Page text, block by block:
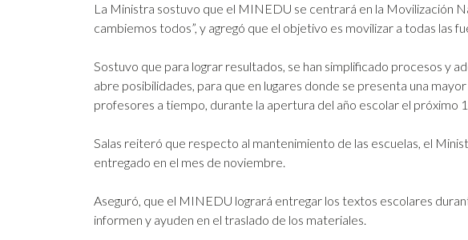
La Ministra sostuvo que el MINEDU se centrará en la Movilización
cambiemos todos”, y agregó que el objetivo es movilizar a todas las
Sostuvo que para lograr resultados, se han simplificado procesos y
abre posibilidades, para que en lugares donde se presenta una
profesores a tiempo, durante la apertura del año escolar el próximo
Salas reiteró que respecto al mantenimiento de las escuelas, el
entregado en el mes de noviembre.
Aseguró, que el MINEDU logrará entregar los textos escolares
informen y ayuden en el traslado de los materiales.